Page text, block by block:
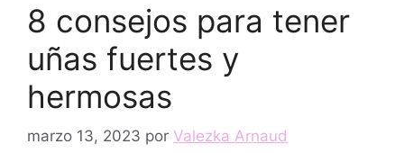
8 consejos para tener
uñas fuertes y
hermosas
marzo 13, 2023 por Valezka Arnaud